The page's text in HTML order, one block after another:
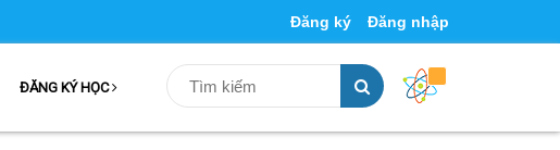
Đăng ký Đăng nhập
ĐĂNG KÝ HỌC